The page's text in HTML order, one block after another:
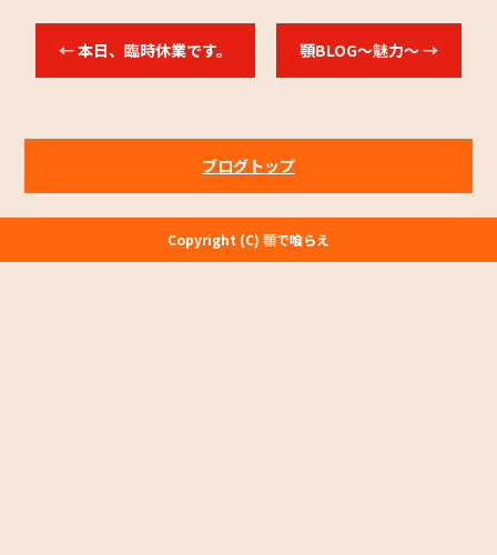
b
o
k
←本日、臨時休業です。 顎BLOG～魅力～→
ブログトップ
Copyright (C) 顎で喰らえ